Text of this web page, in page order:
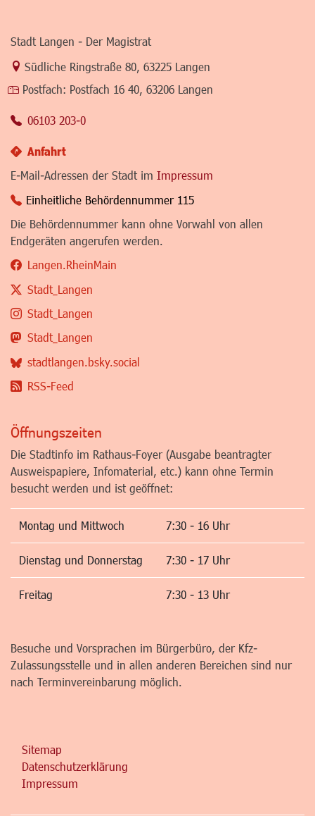
Stadt Langen - Der Magistrat
Link zur Google-Maps Navigation
Südliche Ringstraße 80 63225 Langen
Postfach: Postfach 16 40, 63206 Langen
06103 203-0
Anfahrt
E-Mail-Adressen der Stadt im Impressum
Einheitliche Behördennummer 115
Die Behördennummer kann ohne Vorwahl von allen
Endgeräten angerufen werden.
Langen.RheinMain
Stadt_Langen
Stadt_Langen
Stadt_Langen
stadtlangen.bsky.social
RSS-Feed
Öffnungszeiten
Die Stadtinfo im Rathaus-Foyer (Ausgabe beantragter
Ausweispapiere, Infomaterial, etc.) kann ohne Termin
besucht werden und ist geöffnet:
Montag und Mittwoch 7:30 - 16 Uhr
Dienstag und Donnerstag 7:30 - 17 Uhr
Freitag 7:30 - 13 Uhr
Besuche und Vorsprachen im Bürgerbüro, der Kfz-
Zulassungsstelle und in allen anderen Bereichen sind nur
nach Terminvereinbarung möglich.
Sitemap
Datenschutzerklärung
Impressum